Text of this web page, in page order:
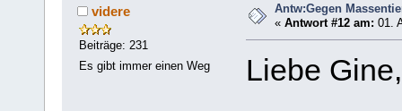
videre
Beiträge: 231
Es gibt immer einen Weg
Antw:Gegen
«Antwort #12 am: 01.
Liebe Gine,